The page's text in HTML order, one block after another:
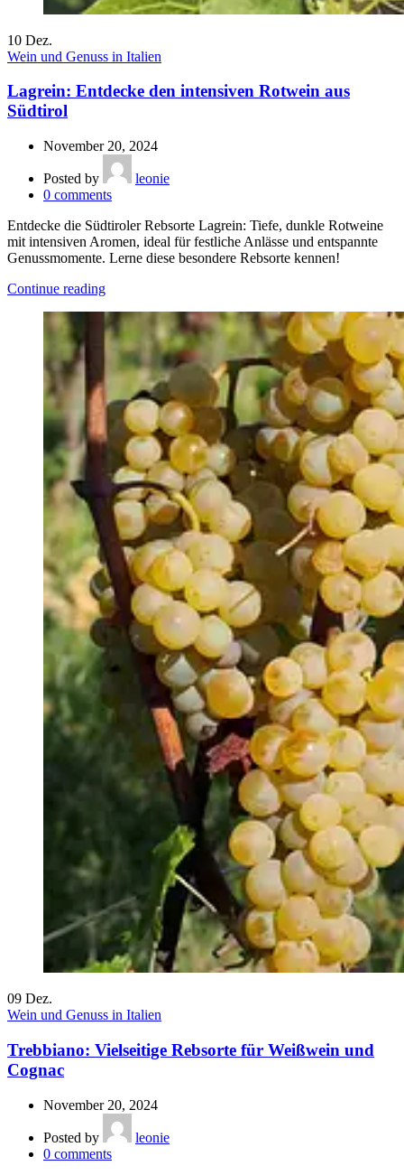
10 Dez.
Wein und Genuss in Italien
Lagrein: Entdecke den intensiven Rotwein aus
Südtirol
November 20, 2024
Posted by
leonie
0 comments
Entdecke die Südtiroler Rebsorte Lagrein: Tiefe, dunkle Rotweine
mit intensiven Aromen, ideal für festliche Anlässe und entspannte
Genussmomente. Lerne diese besondere Rebsorte kennen!
Continue reading
09 Dez.
Wein und Genuss in Italien
Trebbiano: Vielseitige Rebsorte für Weißwein und
Cognac
November 20, 2024
Posted by
leonie
0 comments